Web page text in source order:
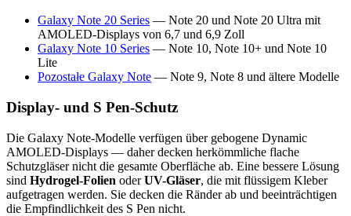
Galaxy Note 20 Series — Note 20 und Note 20 Ultra mit
AMOLED-Displays von 6,7 und 6,9 Zoll
Galaxy Note 10 Series — Note 10, Note 10+ und Note 10
Lite
Pozostałe Galaxy Note — Note 9, Note 8 und ältere Modelle
Display- und S Pen-Schutz
Die Galaxy Note-Modelle verfügen über gebogene Dynamic
AMOLED-Displays — daher decken herkömmliche flache
Schutzgläser nicht die gesamte Oberfläche ab. Eine bessere Lösung
sind Hydrogel-Folien oderUV-Gläser, die mit flüssigem Kleber
aufgetragen werden. Sie decken die Ränder ab und beeinträchtigen
die Empfindlichkeit des S Pen nicht.